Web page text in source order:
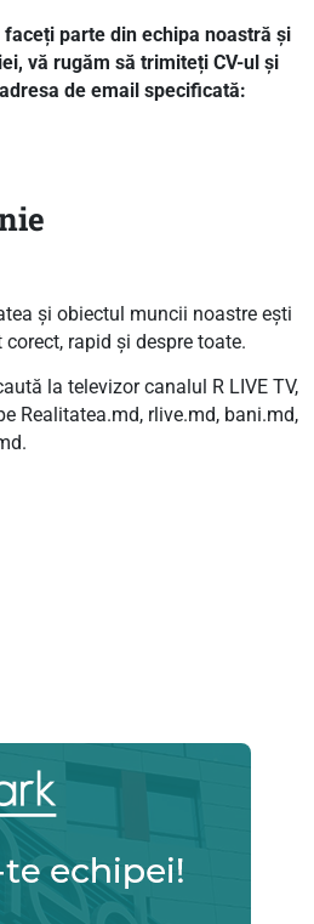
parte din echipa noastră și
vă rugăm să trimiteți CV-ul și
de email specificată:
și obiectul muncii noastre ești
rapid și despre toate.
la televizor canalul R LIVE TV,
Realitatea.md, rlive.md, bani.md,